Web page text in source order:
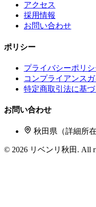
アクセス
採用情報
お問い合わせ
ポリシー
プライバシーポリシ
コンプライアンス
特定商取引法に基
お問い合わせ
秋田県（詳細所
© 2026 リベンリ秋田. All